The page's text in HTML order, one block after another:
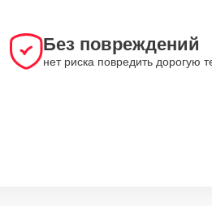
Без повреждений
нет риска повредить дорогую